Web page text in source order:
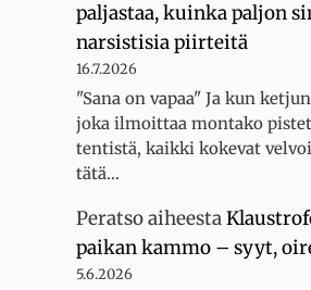
paljastaa, kuinka paljon
narsistisia piirteitä
16.7.2026
"Sana on vapaa" Ja kun
joka ilmoittaa montako
tentistä, kaikki kokevat
tätä…
Peratsoaiheesta
paikan kammo – syyt,
5.6.2026